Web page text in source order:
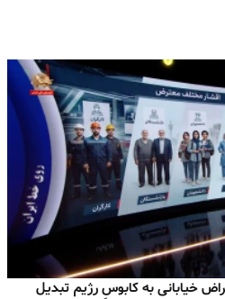
خیابانی به کابوسِ رژیم تبدیل